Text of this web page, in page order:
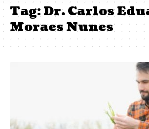
Tag:Dr. Carlos
Moraes Nunes